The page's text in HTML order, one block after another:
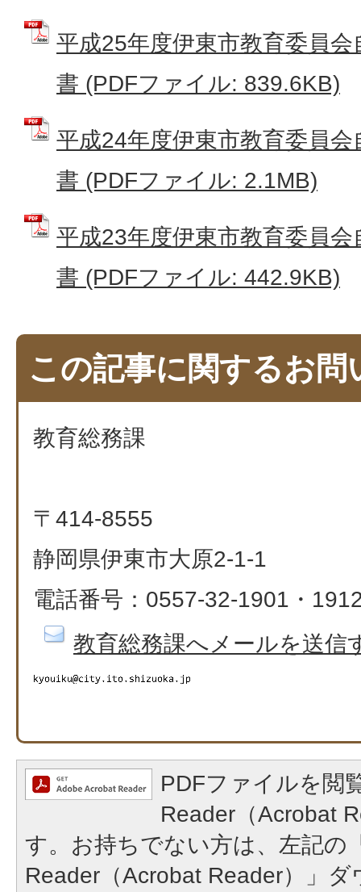
平成25年度伊東市教育委員
書 (PDFファイル: 839.6KB)
平成24年度伊東市教育委員
書 (PDFファイル: 2.1MB)
平成23年度伊東市教育委員
書 (PDFファイル: 442.9KB)
この記事に関するお問
教育総務課
〒414-8555
静岡県伊東市大原2-1-1
電話番号：0557-32-1901・
教育総務課へメールを送信
PDFファイルを閲
Reader（Acrobat
す。お持ちでない方は、左記の
Reader（Acrobat Reader）」